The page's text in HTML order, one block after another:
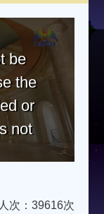
be
the
or
not
次：39616次